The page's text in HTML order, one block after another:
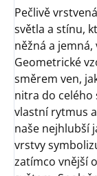
Pečlivě
světla a stínu,
něžná a
Geometrické
směrem ven,
nitra do celého
vlastní rytmus
naše nejhlubší
vrstvy
zatímco vnější